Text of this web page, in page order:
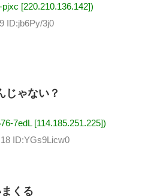
[220.210.136.142])
ID:jb6Py/3j0
じゃない？
7edL [114.185.251.225])
ID:YGs9Licw0
くる